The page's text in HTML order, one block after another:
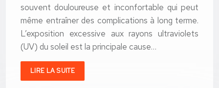
souvent douloureuse et inconfortable qui peut
même entraîner des complications à long terme.
L’exposition excessive aux rayons ultraviolets
(UV) du soleil est la principale cause…
LIRE LA SUITE